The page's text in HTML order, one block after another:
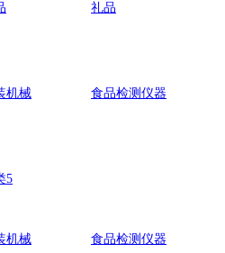
礼品
机械 食品检测仪器
5
机械 食品检测仪器